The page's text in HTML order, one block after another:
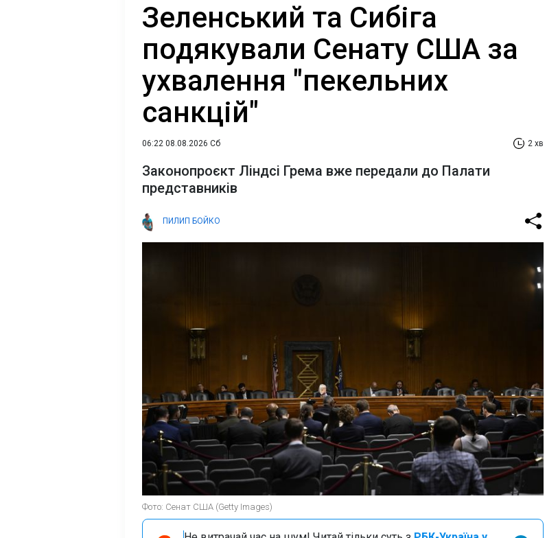
Зеленський та Сибіга
подякували Сенату США за
ухвалення "пекельних
санкцій"
06:22 08.08.2026 Сб 2 хв
Законопроєкт Ліндсі Грема вже передали до Палати
представників
ПИЛИП БОЙКО
Фото: Сенат США (Getty Images)